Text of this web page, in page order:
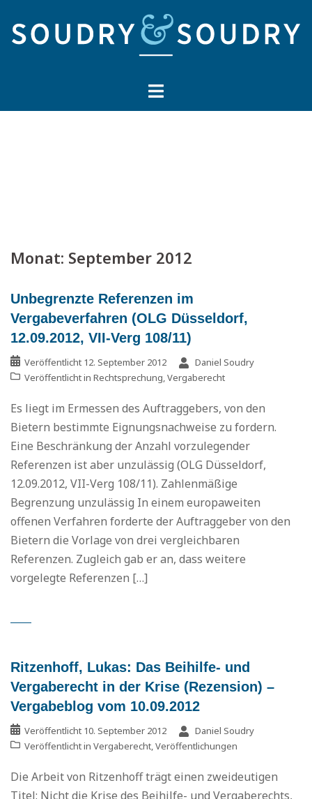
zum
Inhalt
Monat: September 2012
Unbegrenzte Referenzen im
Vergabeverfahren (OLG Düsseldorf,
12.09.2012, VII-Verg 108/11)
Veröffentlicht 12. September 2012
Daniel Soudry
Veröffentlicht in Rechtsprechung,Vergaberecht
Es liegt im Ermessen des Auftraggebers, von den
Bietern bestimmte Eignungsnachweise zu fordern.
Eine Beschränkung der Anzahl vorzulegender
Referenzen ist aber unzulässig (OLG Düsseldorf,
12.09.2012, VII-Verg 108/11). Zahlenmäßige
Begrenzung unzulässig In einem europaweiten
offenen Verfahren forderte der Auftraggeber von den
Bietern die Vorlage von drei vergleichbaren
Referenzen. Zugleich gab er an, dass weitere
vorgelegte Referenzen […]
Ritzenhoff, Lukas: Das Beihilfe- und
Vergaberecht in der Krise (Rezension) –
Vergabeblog vom 10.09.2012
Veröffentlicht 10. September 2012
Daniel Soudry
Veröffentlicht in Vergaberecht,Veröffentlichungen
Die Arbeit von Ritzenhoff trägt einen zweideutigen
Titel: Nicht die Krise des Beihilfe- und Vergaberechts,